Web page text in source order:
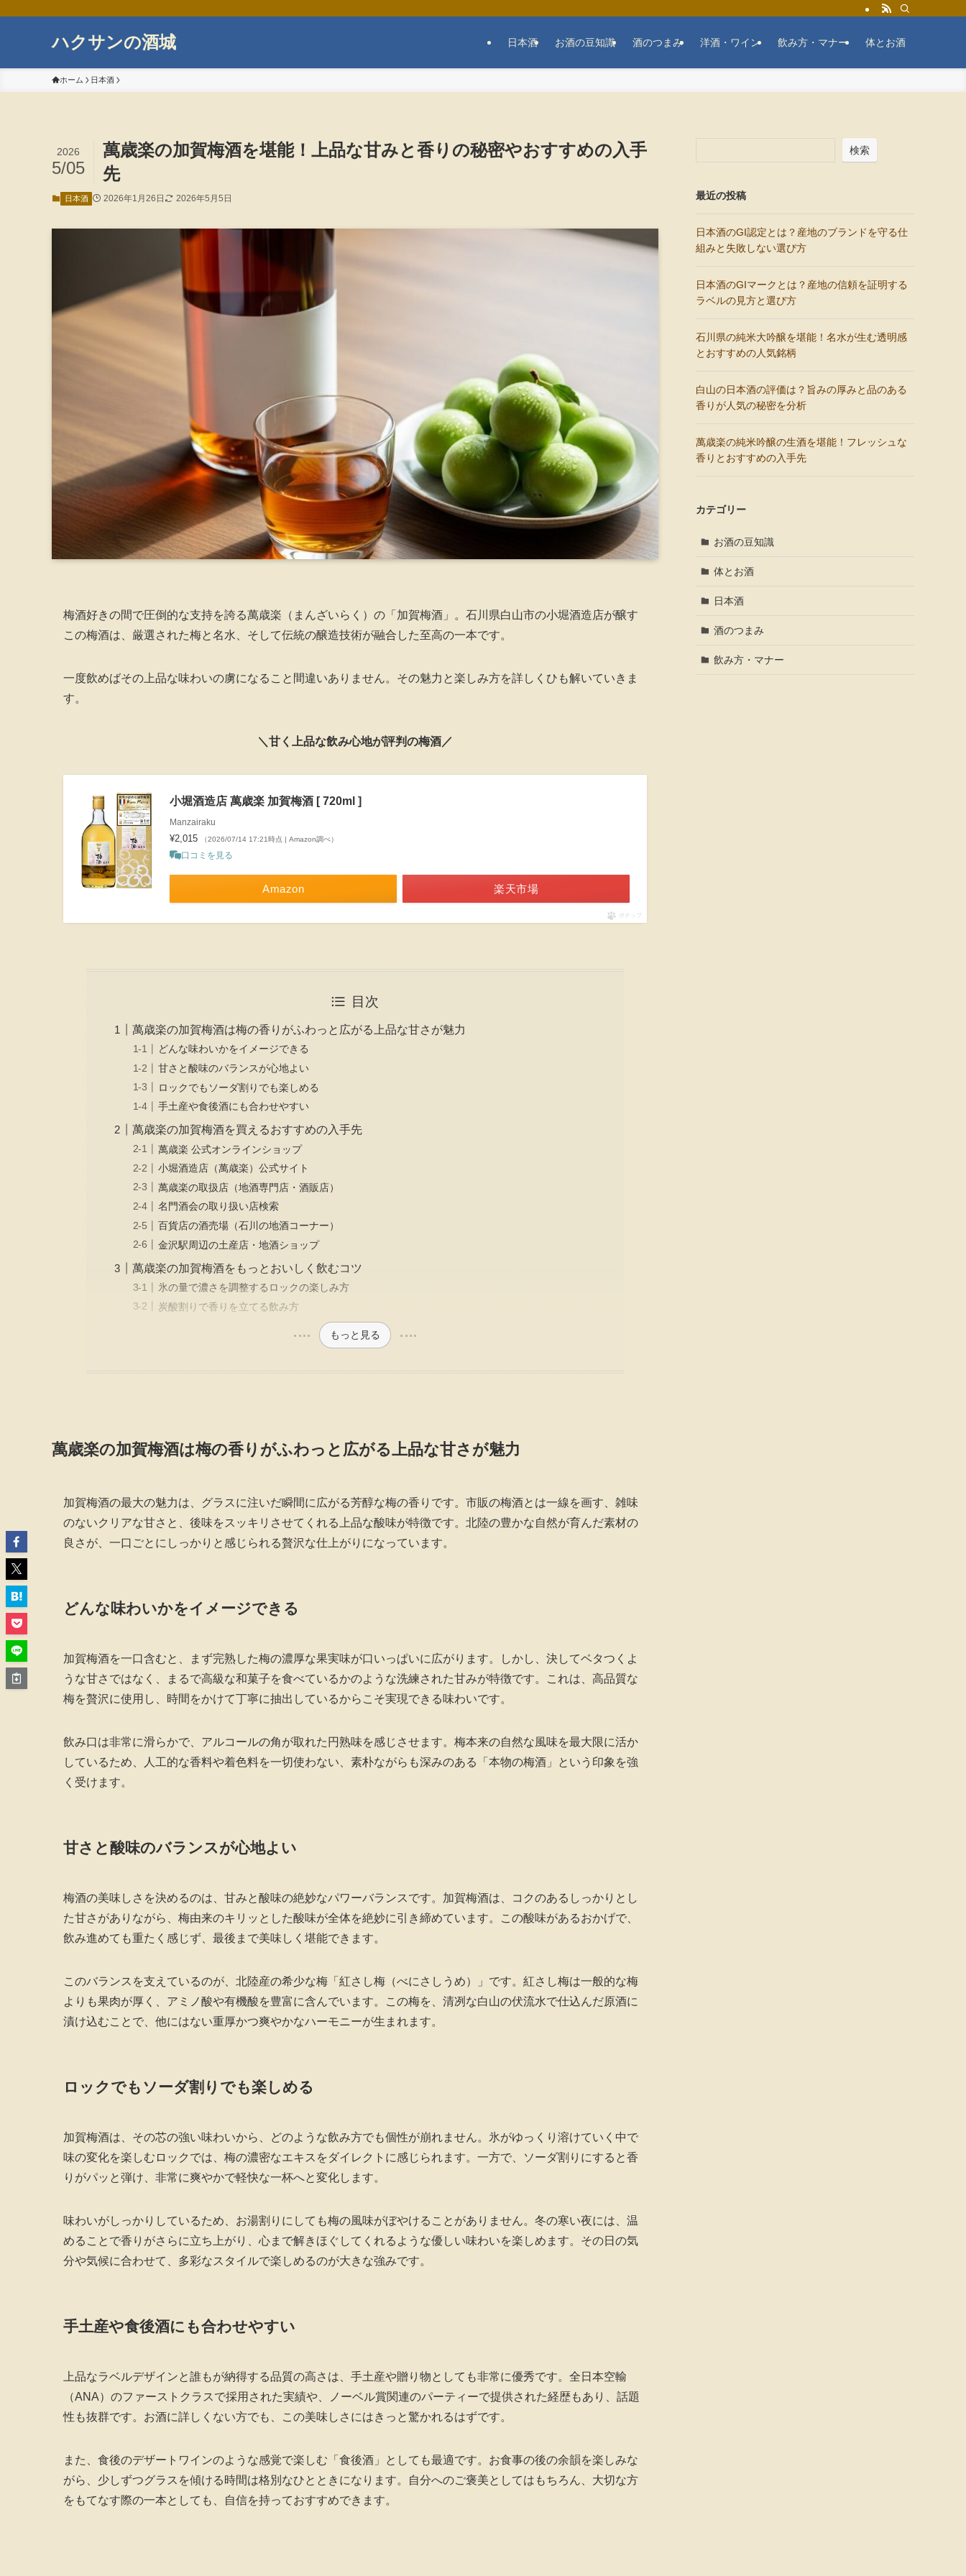
ハクサンの酒城 日本酒 お酒の豆知識 酒のつまみ 洋酒・ワイン 飲み方・マナー 体とお酒
ホーム 日本酒
萬歳楽の加賀梅酒を堪能！上品な甘みと香りの秘密やおすすめの入手
先
2026
5/05
日本酒 2026年1月26日 2026年5月5日
梅酒好きの間で圧倒的な支持を誇る萬歳楽（まんざいらく）の「加賀梅酒」。石川県白山市の小堀酒造店が醸す
この梅酒は、厳選された梅と名水、そして伝統の醸造技術が融合した至高の一本です。
一度飲めばその上品な味わいの虜になること間違いありません。その魅力と楽しみ方を詳しくひも解いていきま
す。
＼甘く上品な飲み心地が評判の梅酒／
小堀酒造店 萬歳楽 加賀梅酒 [ 720ml ]
Manzairaku
¥2,015 （2026/07/14 17:21時点 | Amazon調べ）
口コミを見る
Amazon 楽天市場
ポチップ
目次
萬歳楽の加賀梅酒は梅の香りがふわっと広がる上品な甘さが魅力
どんな味わいかをイメージできる
甘さと酸味のバランスが心地よい
ロックでもソーダ割りでも楽しめる
手土産や食後酒にも合わせやすい
萬歳楽の加賀梅酒を買えるおすすめの入手先
萬歳楽 公式オンラインショップ
小堀酒造店（萬歳楽）公式サイト
萬歳楽の取扱店（地酒専門店・酒販店）
名門酒会の取り扱い店検索
百貨店の酒売場（石川の地酒コーナー）
金沢駅周辺の土産店・地酒ショップ
萬歳楽の加賀梅酒をもっとおいしく飲むコツ
氷の量で濃さを調整するロックの楽しみ方
炭酸割りで香りを立てる飲み方
もっと見る
萬歳楽の加賀梅酒は梅の香りがふわっと広がる上品な甘さが魅力
加賀梅酒の最大の魅力は、グラスに注いだ瞬間に広がる芳醇な梅の香りです。市販の梅酒とは一線を画す、雑味
のないクリアな甘さと、後味をスッキリさせてくれる上品な酸味が特徴です。北陸の豊かな自然が育んだ素材の
良さが、一口ごとにしっかりと感じられる贅沢な仕上がりになっています。
どんな味わいかをイメージできる
加賀梅酒を一口含むと、まず完熟した梅の濃厚な果実味が口いっぱいに広がります。しかし、決してベタつくよ
うな甘さではなく、まるで高級な和菓子を食べているかのような洗練された甘みが特徴です。これは、高品質な
梅を贅沢に使用し、時間をかけて丁寧に抽出しているからこそ実現できる味わいです。
飲み口は非常に滑らかで、アルコールの角が取れた円熟味を感じさせます。梅本来の自然な風味を最大限に活か
しているため、人工的な香料や着色料を一切使わない、素朴ながらも深みのある「本物の梅酒」という印象を強
く受けます。
甘さと酸味のバランスが心地よい
梅酒の美味しさを決めるのは、甘みと酸味の絶妙なパワーバランスです。加賀梅酒は、コクのあるしっかりとし
た甘さがありながら、梅由来のキリッとした酸味が全体を絶妙に引き締めています。この酸味があるおかげで、
飲み進めても重たく感じず、最後まで美味しく堪能できます。
このバランスを支えているのが、北陸産の希少な梅「紅さし梅（べにさしうめ）」です。紅さし梅は一般的な梅
よりも果肉が厚く、アミノ酸や有機酸を豊富に含んでいます。この梅を、清冽な白山の伏流水で仕込んだ原酒に
漬け込むことで、他にはない重厚かつ爽やかなハーモニーが生まれます。
ロックでもソーダ割りでも楽しめる
加賀梅酒は、その芯の強い味わいから、どのような飲み方でも個性が崩れません。氷がゆっくり溶けていく中で
味の変化を楽しむロックでは、梅の濃密なエキスをダイレクトに感じられます。一方で、ソーダ割りにすると香
りがパッと弾け、非常に爽やかで軽快な一杯へと変化します。
味わいがしっかりしているため、お湯割りにしても梅の風味がぼやけることがありません。冬の寒い夜には、温
めることで香りがさらに立ち上がり、心まで解きほぐしてくれるような優しい味わいを楽しめます。その日の気
分や気候に合わせて、多彩なスタイルで楽しめるのが大きな強みです。
手土産や食後酒にも合わせやすい
上品なラベルデザインと誰もが納得する品質の高さは、手土産や贈り物としても非常に優秀です。全日本空輸
（ANA）のファーストクラスで採用された実績や、ノーベル賞関連のパーティーで提供された経歴もあり、話題
性も抜群です。お酒に詳しくない方でも、この美味しさにはきっと驚かれるはずです。
また、食後のデザートワインのような感覚で楽しむ「食後酒」としても最適です。お食事の後の余韻を楽しみな
がら、少しずつグラスを傾ける時間は格別なひとときになります。自分へのご褒美としてはもちろん、大切な方
をもてなす際の一本としても、自信を持っておすすめできます。
検索
最近の投稿
日本酒のGI認定とは？産地のブランドを守る仕
組みと失敗しない選び方
日本酒のGIマークとは？産地の信頼を証明する
ラベルの見方と選び方
石川県の純米大吟醸を堪能！名水が生む透明感
とおすすめの人気銘柄
白山の日本酒の評価は？旨みの厚みと品のある
香りが人気の秘密を分析
萬歳楽の純米吟醸の生酒を堪能！フレッシュな
香りとおすすめの入手先
カテゴリー
お酒の豆知識
体とお酒
日本酒
酒のつまみ
飲み方・マナー